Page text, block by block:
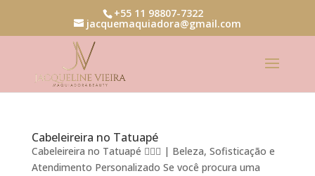
+55 11 98807-7322
jacquemaquiadora@gmail.com
Cabeleireira no Tatuapé
Cabeleireira no Tatuapé 💇‍♀️✨ | Beleza, Sofisticação e
Atendimento Personalizado Se você procura uma